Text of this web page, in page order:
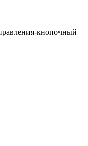
кнопочный